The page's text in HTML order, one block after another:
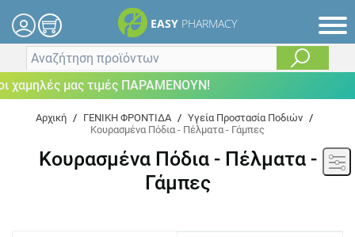
EASY PHARMACY
μας τιμές ΠΑΡΑΜΕΝΟΥΝ!
Αρχική / ΓΕΝΙΚΗ ΦΡΟΝΤΙΔΑ / Υγεία Προστασία Ποδιών /
Κουρασμένα Πόδια - Πέλματα - Γάμπες
Κουρασμένα Πόδια - Πέλματα -
Γάμπες